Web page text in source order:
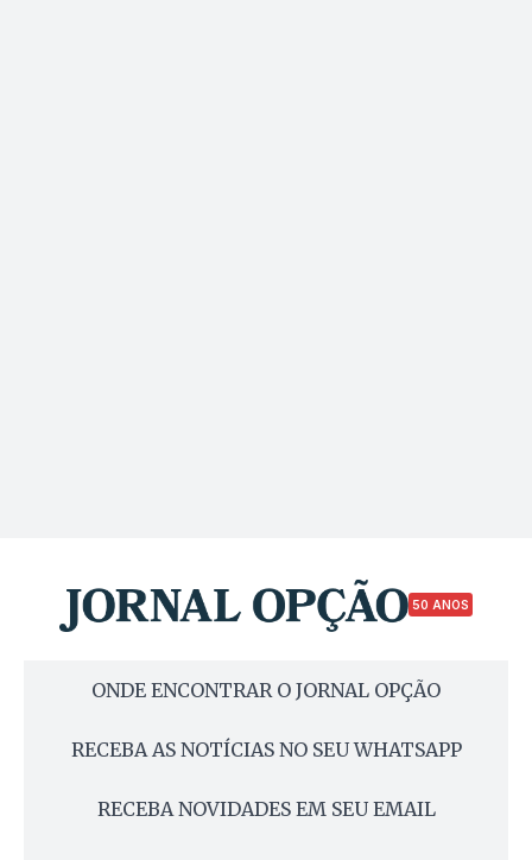
50 ANOS
ONDE ENCONTRAR O JORNAL OPÇÃO
RECEBA AS NOTÍCIAS NO SEU WHATSAPP
RECEBA NOVIDADES EM SEU EMAIL